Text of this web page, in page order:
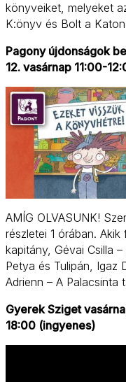
könyveiket, melyeket
K:önyv és Bolt a
Pagony újdonságok
12. vasárnap 11:00-
AMÍG OLVASUNK!
részletei 1 órában.
kapitány, Gévai Csilla
Petya és Tulipán, Igaz
Adrienn – A Palacsinta
Gyerek Sziget
18:00 (ingyenes)